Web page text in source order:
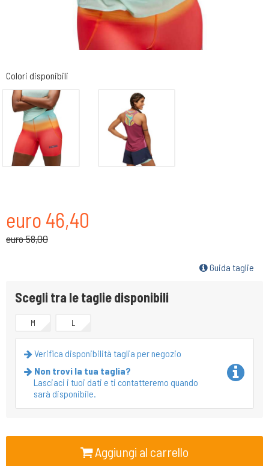
Colori disponibili
euro 46,40
euro 58,00
Guida taglie
Scegli tra le taglie disponibili
M L
Verifica disponibilità taglia per negozio
Non trovi la tua taglia?
Lasciaci i tuoi dati e ti contatteremo quando
sarà disponibile.
Aggiungi al carrello